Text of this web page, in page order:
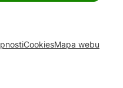
CookiesMapa webu